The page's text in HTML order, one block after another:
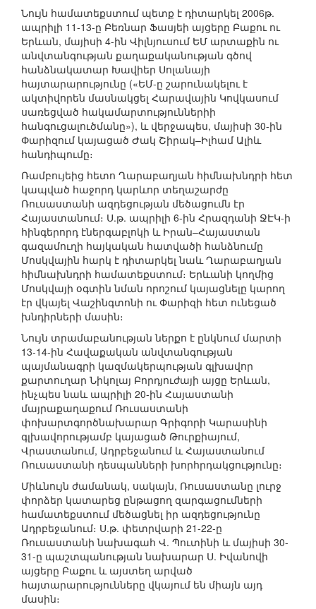
Նույն համատեքստում պետք է դիտարկել 2006թ.
ապրիլի 11-13-ը Բեռնար Ֆասյեի այցերը Բաքու ու
Երևան, մայիսի 4-ին Վիլնյուսում ԵՄ արտաքին ու
անվտանգության քաղաքականության գծով
հանձնակատար Խավիեր Սոլանայի
հայտարարությունը («ԵՄ-ը շարունակելու է
ակտիվորեն մասնակցել Հարավային Կովկասում
սառեցված հակամարտություններիի
հանգուցալուծմանը»), և վերջապես, մայիսի 30-ին
Փարիզում կայացած Ժակ Շիրակ–Իլհամ Ալիև
հանդիպումը։
Ռամբույեից հետո Ղարաբաղյան հիմնախնդրի հետ
կապված հաջորդ կարևոր տեղաշարժը
Ռուսաստանի ազդեցության մեծացումն էր
Հայաստանում։ Ս.թ. ապրիլի 6-ին Հրազդանի ՋԷԿ-ի
հինգերորդ էներգաբլոկի և Իրան–Հայաստան
գազամուղի հայկական հատվածի հանձնումը
Մոսկվային հարկ է դիտարկել նաև Ղարաբաղյան
հիմնախնդրի համատեքստում։ Երևանի կողմից
Մոսկվայի օգտին նման որոշում կայացնելը կարող
էր վկայել Վաշինգտոնի ու Փարիզի հետ ունեցած
խնդիրների մասին։
Նույն տրամաբանության ներքո է ընկնում մարտի
13-14-ին Հավաքական անվտանգության
պայմանագրի կազմակերպության գլխավոր
քարտուղար Նիկոլայ Բորդյուժայի այցը Երևան,
ինչպես նաև ապրիլի 20-ին Հայաստանի
մայրաքաղաքում Ռուսաստանի
փոխարտգործնախարար Գրիգորի Կարասինի
գլխավորությամբ կայացած Թուրքիայում,
Վրաստանում, Ադրբեջանում և Հայաստանում
Ռուսաստանի դեսպանների խորհրդակցությունը։
Միևնույն ժամանակ, սակայն, Ռուսաստանը լուրջ
փորձեր կատարեց ընթացող զարգացումների
համատեքստում մեծացնել իր ազդեցությունը
Ադրբեջանում։ Ս.թ. փետրվարի 21-22-ը
Ռուսաստանի նախագահ Վ. Պուտինի և մայիսի 30-
31-ը պաշտպանության նախարար Ս. Իվանովի
այցերը Բաքու և այստեղ արված
հայտարարությունները վկայում են միայն այդ
մասին։